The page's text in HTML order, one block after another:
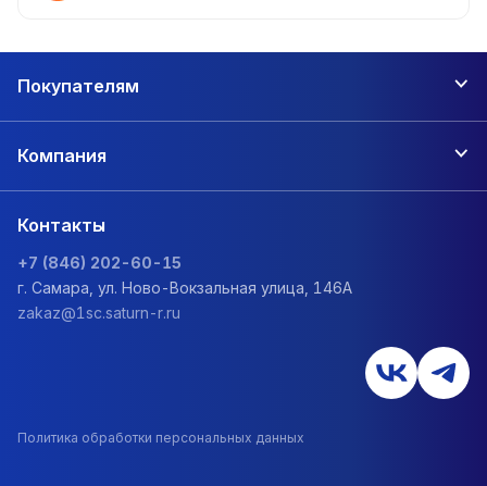
Покупателям
Компания
Контакты
+7 (846) 202-60-15
г. Самара, ул. Ново-Вокзальная улица, 146А
zakaz@1sc.saturn-r.ru
Политика обработки персональных данных